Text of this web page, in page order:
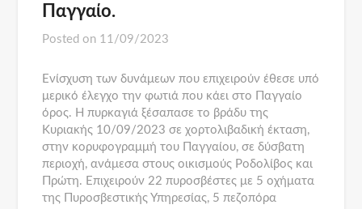
Παγγαίο.
Posted on 11/09/2023
Ενίσχυση των δυνάμεων που επιχειρούν έθεσε υπό
μερικό έλεγχο την φωτιά που κάει στο Παγγαίο
όρος. Η πυρκαγιά ξέσαπασε το βράδυ της
Κυριακής 10/09/2023 σε χορτολιβαδική έκταση,
στην κορυφογραμμή του Παγγαίου, σε δύσβατη
περιοχή, ανάμεσα στους οικισμούς Ροδολίβος και
Πρώτη. Επιχειρούν 22 πυροσβέστες με 5 οχήματα
της Πυροσβεστικής Υπηρεσίας, 5 πεζοπόρα